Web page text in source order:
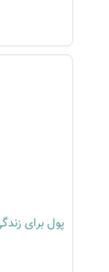
پول برای